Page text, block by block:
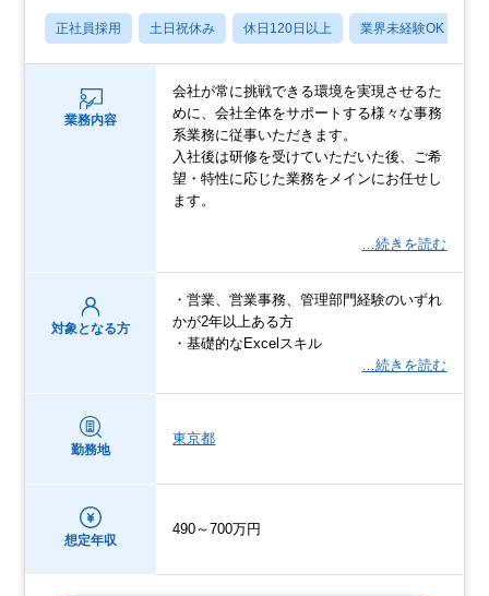
正社員採用 土日祝休み 休日120日以上 業界未経験OK
業務内容
会社が常に挑戦できる環境を実現させるた
めに、会社全体をサポートする様々な事務
系業務に従事いただきます。
入社後は研修を受けていただいた後、ご希
望・特性に応じた業務をメインにお任せし
ます。
…続きを読む
対象となる方
・営業、営業事務、管理部門経験のいずれ
かが2年以上ある方
・基礎的なExcelスキル
…続きを読む
勤務地
東京都
想定年収
490～700万円